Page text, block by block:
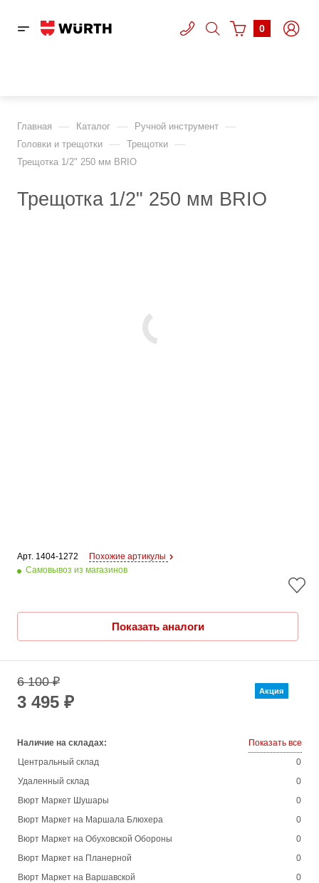
0
Главная — Каталог — Ручной инструмент —
Головки и трещотки — Трещотки —
Трещотка 1/2" 250 мм BRIO
Трещотка 1/2" 250 мм BRIO
Арт. 1404-1272
Похожие артикулы
Самовывоз из магазинов
Показать аналоги
6 100 ₽
3 495 ₽
Акция
Наличие на складах:
Показать все
Центральный склад
0
Удаленный склад
0
Вюрт Маркет Шушары
0
Вюрт Маркет на Маршала Блюхера
0
Вюрт Маркет на Обуховской Обороны
0
Вюрт Маркет на Планерной
0
Вюрт Маркет на Варшавской
0